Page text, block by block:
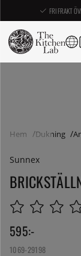
FRI FRAKT
Hem Dukning
Sunnex
595:-
1069-29198